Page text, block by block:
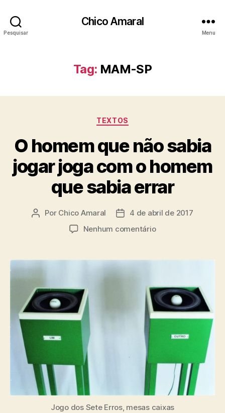
Pesquisar
Chico Amaral
Menu
Tag: MAM-SP
Categorias
TEXTOS
O homem que não sabia
jogar joga com o homem
que sabia errar
Autor
Por Chico Amaral
Data4 de abril de 2017
Nenhum comentárioem
que
jogar
joga
com
homem
sabia
errar
Jogo dos Sete Erros, mesas caixas